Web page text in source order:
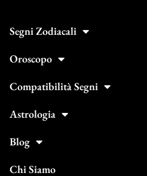
Segni Zodiacali
Oroscopo
Compatibilità Segni
Astrologia
Blog
Chi Siamo